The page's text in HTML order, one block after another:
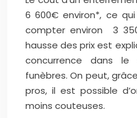
6 600€ environ*, ce
compter environ 3
hausse des prix est
concurrence dans
funèbres. On peut,
pros, il est possible
moins couteuses.